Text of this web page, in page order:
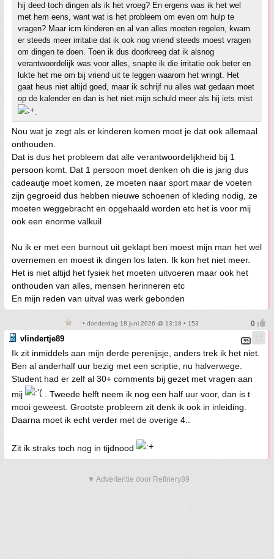
hij deed toch dingen als ik het vroeg? En ergens was ik het wel
met hem eens, want wat is het probleem om even om hulp te
vragen? Maar icm kinderen en al van alles moeten regelen, kwam
er steeds meer irritatie dat ik ook nog vriend steeds moest vragen
om dingen te doen. Toen ik dus doorkreeg dat ik alsnog
verantwoordelijk was voor alles, snapte ik die irritatie ook beter en
lukte het me om bij vriend uit te leggen waarom het wringt. Het
gaat heus niet altijd goed, maar ik schrijf nu alles wat gedaan moet
op de kalender en dan is het niet mijn schuld meer als hij iets mist
.
Nou wat je zegt als er kinderen komen moet je dat ook allemaal
onthouden.
Dat is dus het probleem dat alle verantwoordelijkheid bij 1
persoon komt. Dat 1 persoon moet denken oh die is jarig dus
cadeautje moet komen, ze moeten naar sport maar de voeten
zijn gegroeid dus hebben nieuwe schoenen of kleding nodig, ze
moeten weggebracht en opgehaald worden etc het is voor mij
ook een enorme valkuil
Nu ik er met een burnout uit geklapt ben moest mijn man het wel
overnemen en moest ik dingen los laten. Ik kon het niet meer.
Het is niet altijd het fysiek het moeten uitvoeren maar ook het
onthouden van alles, mensen herinneren etc
En mijn reden van uitval was werk gebonden
• donderdag 18 juni 2026 @ 13:18 • 153
vlindertje89
Ik zit inmiddels aan mijn derde perenijsje, anders trek ik het niet.
Ben al anderhalf uur bezig met een scriptie, nu halverwege.
Student had er zelf al 30+ comments bij gezet met vragen aan
mij
. Tweede helft neem ik nog een half uur voor, dan is t
mooi geweest. Grootste probleem zit denk ik ook in inleiding.
Daarna moet ik echt verder met de overige 4..
Zit ik straks toch nog in tijdnood
▼ Advertentie door Refinery89